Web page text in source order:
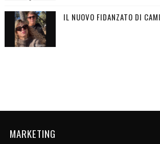
IL NUOVO FIDANZATO DI
MARKETING